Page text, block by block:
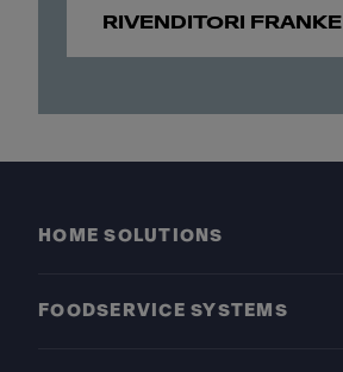
RIVENDITORI FRANKE
HOME SOLUTIONS
FOODSERVICE SYSTEMS